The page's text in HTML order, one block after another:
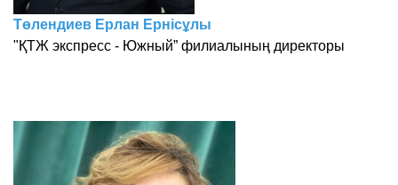
Төлендиев Ерлан Ернісұлы
"ҚТЖ экспресс - Южный” филиалының директоры